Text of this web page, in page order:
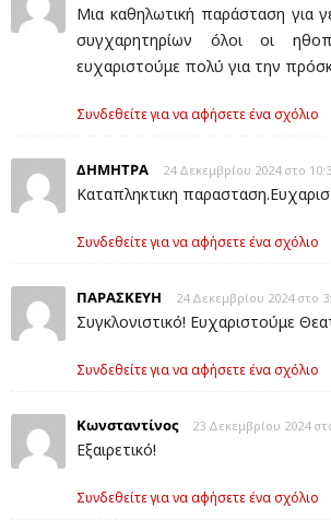
Μια καθηλωτική παράσταση για
συγχαρητηρίων όλοι οι
ευχαριστούμε πολύ για την
Συνδεθείτε για να αφήσετε ένα σχόλιο
ΔΗΜΗΤΡΑ 24 Δεκεμβρίου 2024 στο
Kαταπληκτικη
Συνδεθείτε για να αφήσετε ένα σχόλιο
ΠΑΡΑΣΚΕΥΗ 24 Δεκεμβρίου 2024 στο
Συγκλονιστικό! Ευχαριστούμε
Συνδεθείτε για να αφήσετε ένα σχόλιο
Κωνσταντίνος 23 Δεκεμβρίου 2024
Εξαιρετικό!
Συνδεθείτε για να αφήσετε ένα σχόλιο